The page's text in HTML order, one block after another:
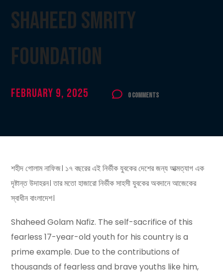
Shaheed Smrity
Foundation
February 9, 2025 0 Comments
শহীদ গোলাম নাফিজ। ১৭ বছরের এই নির্ভীক যুবকের দেশের জন্য আত্মত্যাগ এক
দৃষ্টান্ত উদাহরন। তার মতো হাজারো নির্ভীক সাহসী যুবকের অবদানে আজেকের
স্বাধীন বাংলাদেশ।
Shaheed Golam Nafiz. The self-sacrifice of this
fearless 17-year-old youth for his country is a
prime example. Due to the contributions of
thousands of fearless and brave youths like him,